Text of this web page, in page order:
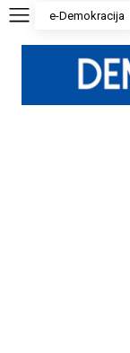
e-Demokracija